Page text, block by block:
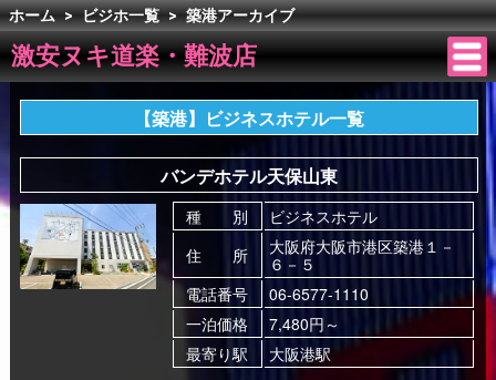
ホーム > ビジホ一覧 > 築港アーカイブ
激安ヌキ道楽・難波店
【築港】ビジネスホテル一覧
バンデホテル天保山東
種 別
ビジネスホテル
住 所
大阪府大阪市港区築港１－
６－５
電話番号
06-6577-1110
一泊価格
7,480円～
最寄り駅
大阪港駅